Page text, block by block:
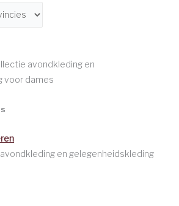
avondkleding en
voor dames
en gelegenheidskleding